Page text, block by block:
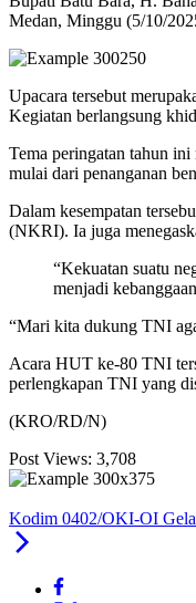
Medan, Minggu (5/10/
Upacara tersebut
Kegiatan berlangsung
Tema peringatan tahun
mulai dari penanganan
Dalam kesempatan
(NKRI). Ia juga
“Kekuatan suatu
menjadi
“Mari kita dukung TNI
Acara HUT ke-80 TNI
perlengkapan TNI yang
(KRO/RD/N)
Post Views: 3,708
Kodim 0402/OKI-OI